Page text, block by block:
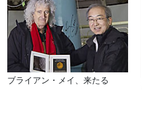
ブライアン・メイ、来たる